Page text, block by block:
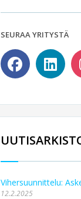
SEURAA YRITYSTÄ
Vihersuunnittelu:
12.2.2025